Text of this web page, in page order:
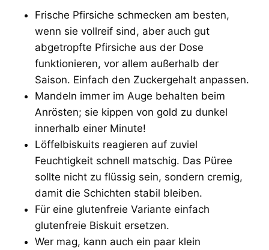
Frische Pfirsiche schmecken am besten,
wenn sie vollreif sind, aber auch gut
abgetropfte Pfirsiche aus der Dose
funktionieren, vor allem außerhalb der
Saison. Einfach den Zuckergehalt anpassen.
Mandeln immer im Auge behalten beim
Anrösten; sie kippen von gold zu dunkel
innerhalb einer Minute!
Löffelbiskuits reagieren auf zuviel
Feuchtigkeit schnell matschig. Das Püree
sollte nicht zu flüssig sein, sondern cremig,
damit die Schichten stabil bleiben.
Für eine glutenfreie Variante einfach
glutenfreie Biskuit ersetzen.
Wer mag, kann auch ein paar klein